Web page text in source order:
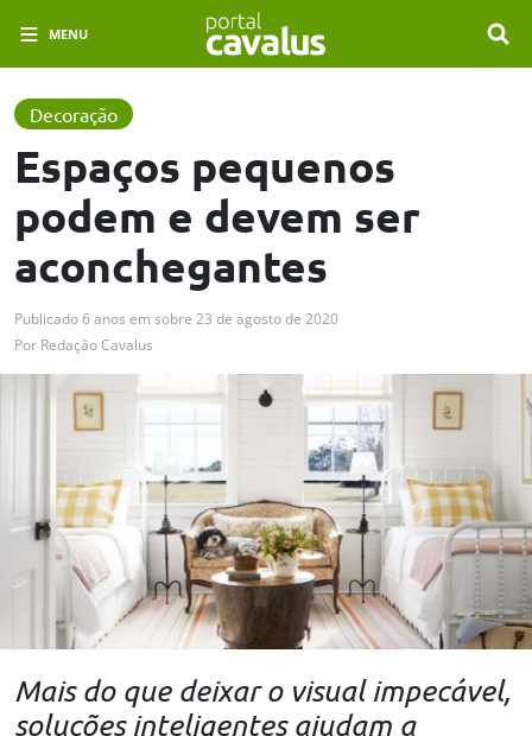
MENU
Decoração
Espaços pequenos
podem e devem ser
aconchegantes
Publicado6 anos em sobre 23 de agosto de 2020
Por Redação Cavalus
Mais do que deixar o visual impecável,
soluções inteligentes ajudam a